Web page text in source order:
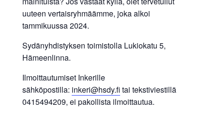
allergiat.
Hengitys
uuteen vertaisryhmäämme, joka alkoi
tammikuussa 2024.
Sydänyhdistyksen toimistolla Lukiokatu 5,
Hämeenlinna.
Ilmoittautumiset Inkerille
sähköpostilla: inkeri@hsdy.fi tai tekstiviestillä
0415494209, ei pakollista ilmoittautua.